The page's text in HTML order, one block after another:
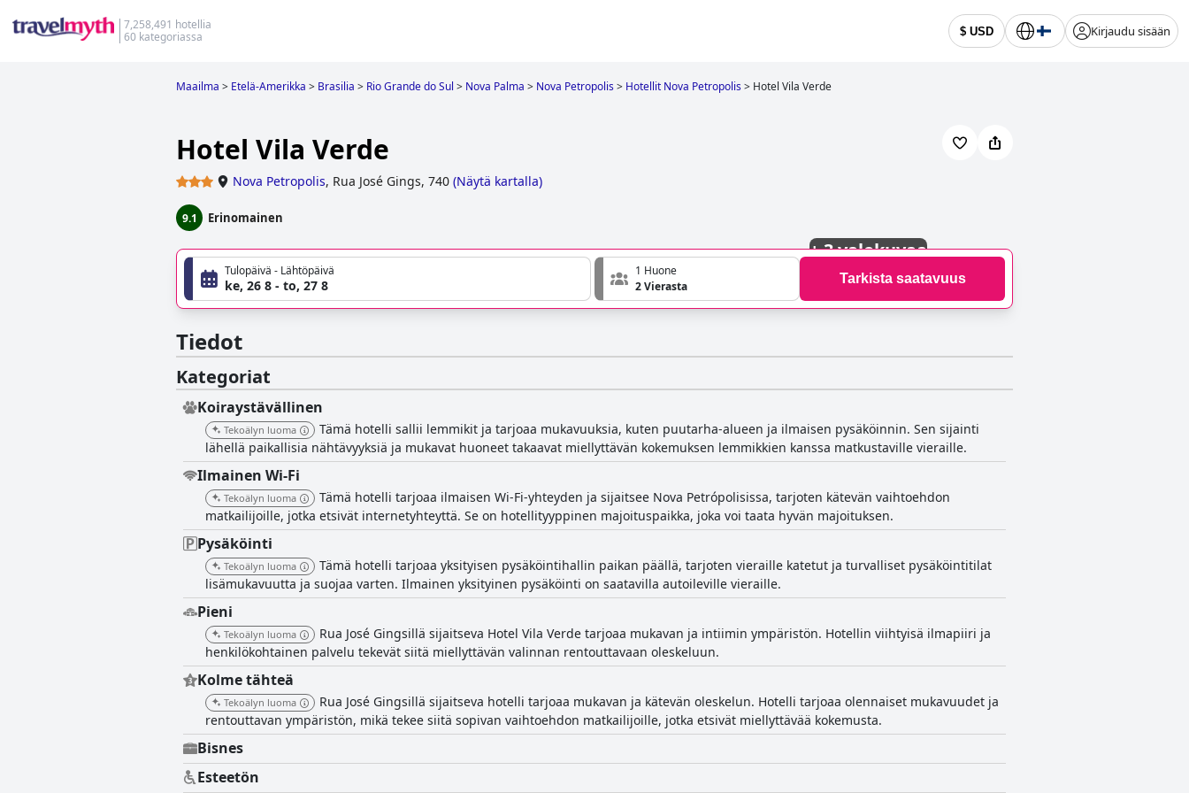
7,258,491 hotellia
60 kategoriassa
$ USD Kirjaudu sisään
Maailma > Etelä-Amerikka > Brasilia > Rio Grande do Sul > Nova Palma > Nova Petropolis> Hotellit Nova Petropolis> Hotel Vila Verde
Hotel Vila Verde
Nova Petropolis, Rua José Gings, 740 (Näytä kartalla)
9.1 Erinomainen
+3 valokuvaa
Tulopäivä - Lähtöpäivä
ke, 26 8 - to, 27 8
1 Huone
2 Vierasta
Tarkista saatavuus
Tiedot
Kategoriat
Koiraystävällinen
Tekoälyn luoma
Tämä hotelli sallii lemmikit ja tarjoaa mukavuuksia, kuten puutarha-alueen ja ilmaisen pysäköinnin. Sen sijainti
lähellä paikallisia nähtävyyksiä ja mukavat huoneet takaavat miellyttävän kokemuksen lemmikkien kanssa matkustaville vieraille.
Ilmainen Wi-Fi
Tekoälyn luoma
Tämä hotelli tarjoaa ilmaisen Wi-Fi-yhteyden ja sijaitsee Nova Petrópolisissa, tarjoten kätevän vaihtoehdon
matkailijoille, jotka etsivät internetyhteyttä. Se on hotellityyppinen majoituspaikka, joka voi taata hyvän majoituksen.
Pysäköinti
Tekoälyn luoma
Tämä hotelli tarjoaa yksityisen pysäköintihallin paikan päällä, tarjoten vieraille katetut ja turvalliset pysäköintitilat
lisämukavuutta ja suojaa varten. Ilmainen yksityinen pysäköinti on saatavilla autoileville vieraille.
Pieni
Tekoälyn luoma
Rua José Gingsillä sijaitseva Hotel Vila Verde tarjoaa mukavan ja intiimin ympäristön. Hotellin viihtyisä ilmapiiri ja
henkilökohtainen palvelu tekevät siitä miellyttävän valinnan rentouttavaan oleskeluun.
Kolme tähteä
Tekoälyn luoma
Rua José Gingsillä sijaitseva hotelli tarjoaa mukavan ja kätevän oleskelun. Hotelli tarjoaa olennaiset mukavuudet ja
rentouttavan ympäristön, mikä tekee siitä sopivan vaihtoehdon matkailijoille, jotka etsivät miellyttävää kokemusta.
Bisnes
Esteetön